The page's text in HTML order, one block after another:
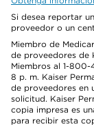
Si desea reportar
proveedor o un
Miembro de
de proveedores de
Miembros al 1-800-
8 p. m. Kaiser
de proveedores en
solicitud. Kaiser
copia impresa es
para recibir esta